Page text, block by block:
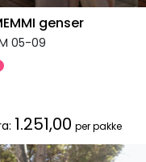
genser
05-09
1.251,00 per pakke